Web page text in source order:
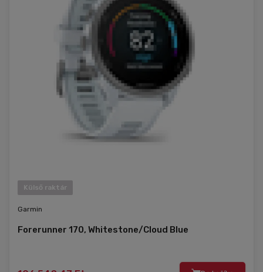
Külső raktár
Garmin
Forerunner 170, Whitestone/Cloud Blue